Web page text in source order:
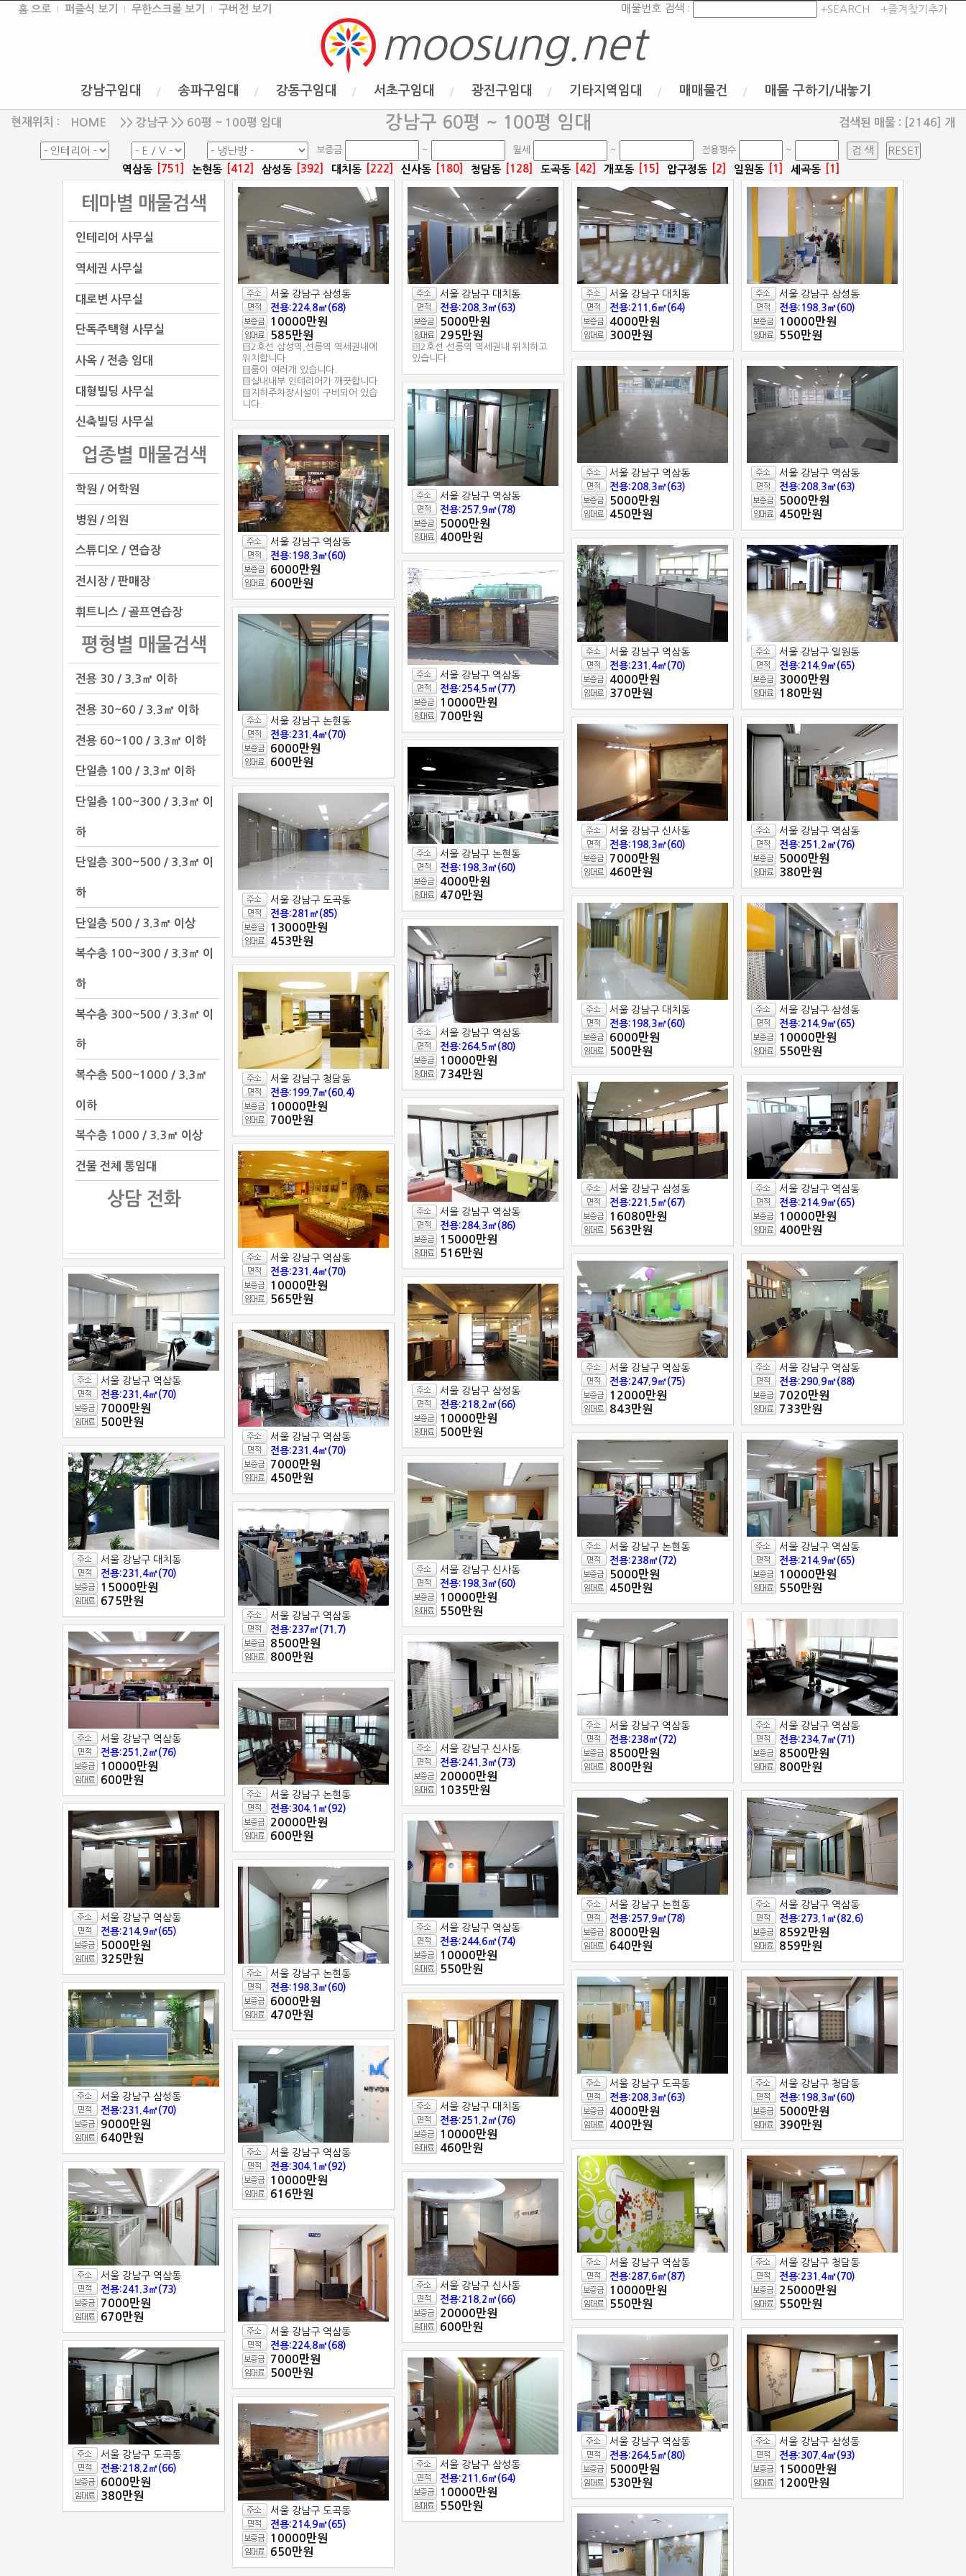
홈 으로 퍼즐식 보기 무한스크롤 보기 구버전 보기 매물번호 검색 : +SEARCH +즐겨찾기추가
moosung.net
강남구임대 송파구임대 강동구임대 서초구임대 광진구임대 기타지역임대 매매물건 매물 구하기/내놓기
현재위치 : HOME >> 강남구 >> 60평 ~ 100평 임대 강남구 60평 ~ 100평 임대 검색된 매물 : [2146] 개
보증금 ~ 월세 ~ 전용평수 ~
역삼동 [751] 논현동 [412] 삼성동 [392] 대치동 [222] 신사동 [180] 청담동 [128] 도곡동 [42] 개포동 [15] 압구정동 [2] 일원동 [1] 세곡동 [1]
테마별 매물검색
인테리어 사무실
역세권 사무실
대로변 사무실
단독주택형 사무실
사옥 / 전층 임대
대형빌딩 사무실
신축빌딩 사무실
업종별 매물검색
학원 / 어학원
병원 / 의원
스튜디오 / 연습장
전시장 / 판매장
휘트니스 / 골프연습장
평형별 매물검색
전용 30 / 3.3㎡ 이하
전용 30~60 / 3.3㎡ 이하
전용 60~100 / 3.3㎡ 이하
단일층 100 / 3.3㎡ 이하
단일층 100~300 / 3.3㎡ 이
하
단일층 300~500 / 3.3㎡ 이
하
단일층 500 / 3.3㎡ 이상
복수층 100~300 / 3.3㎡ 이
하
복수층 300~500 / 3.3㎡ 이
하
복수층 500~1000 / 3.3㎡
이하
복수층 1000 / 3.3㎡ 이상
건물 전체 통임대
상담 전화
서울 강남구 삼성동
전용:224.8㎡(68)
10000만원
585만원
▒2호선 삼성역,선릉역 역세권내에
위치합니다.
▒룸이 여러개 있습니다.
▒실내내부 인테리어가 깨끗합니다.
▒지하주차장시설이 구비되어 있습
니다.
서울 강남구 대치동
전용:208.3㎡(63)
5000만원
295만원
▒2호선 선릉역 역세권내 위치하고
있습니다.
서울 강남구 대치동
전용:211.6㎡(64)
4000만원
300만원
서울 강남구 삼성동
전용:198.3㎡(60)
10000만원
550만원
서울 강남구 역삼동
전용:208.3㎡(63)
5000만원
450만원
서울 강남구 역삼동
전용:208.3㎡(63)
5000만원
450만원
서울 강남구 역삼동
전용:257.9㎡(78)
5000만원
400만원
서울 강남구 역삼동
전용:198.3㎡(60)
6000만원
600만원
서울 강남구 역삼동
전용:231.4㎡(70)
4000만원
370만원
서울 강남구 일원동
전용:214.9㎡(65)
3000만원
180만원
서울 강남구 역삼동
전용:254.5㎡(77)
10000만원
700만원
서울 강남구 논현동
전용:231.4㎡(70)
6000만원
600만원
서울 강남구 신사동
전용:198.3㎡(60)
7000만원
460만원
서울 강남구 역삼동
전용:251.2㎡(76)
5000만원
380만원
서울 강남구 논현동
전용:198.3㎡(60)
4000만원
470만원
서울 강남구 도곡동
전용:281㎡(85)
13000만원
453만원
서울 강남구 대치동
전용:198.3㎡(60)
6000만원
500만원
서울 강남구 삼성동
전용:214.9㎡(65)
10000만원
550만원
서울 강남구 역삼동
전용:264.5㎡(80)
10000만원
734만원
서울 강남구 청담동
전용:199.7㎡(60.4)
10000만원
700만원
서울 강남구 삼성동
전용:221.5㎡(67)
16080만원
563만원
서울 강남구 역삼동
전용:214.9㎡(65)
10000만원
400만원
서울 강남구 역삼동
전용:284.3㎡(86)
15000만원
516만원
서울 강남구 역삼동
전용:231.4㎡(70)
10000만원
565만원
서울 강남구 역삼동
전용:247.9㎡(75)
12000만원
843만원
서울 강남구 역삼동
전용:290.9㎡(88)
7020만원
733만원
서울 강남구 역삼동
전용:231.4㎡(70)
7000만원
500만원
서울 강남구 삼성동
전용:218.2㎡(66)
10000만원
500만원
서울 강남구 역삼동
전용:231.4㎡(70)
7000만원
450만원
서울 강남구 논현동
전용:238㎡(72)
5000만원
450만원
서울 강남구 역삼동
전용:214.9㎡(65)
10000만원
550만원
서울 강남구 대치동
전용:231.4㎡(70)
15000만원
675만원
서울 강남구 신사동
전용:198.3㎡(60)
10000만원
550만원
서울 강남구 역삼동
전용:237㎡(71.7)
8500만원
800만원
서울 강남구 역삼동
전용:238㎡(72)
8500만원
800만원
서울 강남구 역삼동
전용:234.7㎡(71)
8500만원
800만원
서울 강남구 역삼동
전용:251.2㎡(76)
10000만원
600만원
서울 강남구 신사동
전용:241.3㎡(73)
20000만원
1035만원
서울 강남구 논현동
전용:304.1㎡(92)
20000만원
600만원
서울 강남구 논현동
전용:257.9㎡(78)
8000만원
640만원
서울 강남구 역삼동
전용:273.1㎡(82.6)
8592만원
859만원
서울 강남구 역삼동
전용:214.9㎡(65)
5000만원
325만원
서울 강남구 역삼동
전용:244.6㎡(74)
10000만원
550만원
서울 강남구 논현동
전용:198.3㎡(60)
6000만원
470만원
서울 강남구 도곡동
전용:208.3㎡(63)
4000만원
400만원
서울 강남구 청담동
전용:198.3㎡(60)
5000만원
390만원
서울 강남구 삼성동
전용:231.4㎡(70)
9000만원
640만원
서울 강남구 대치동
전용:251.2㎡(76)
10000만원
460만원
서울 강남구 역삼동
전용:304.1㎡(92)
10000만원
616만원
서울 강남구 역삼동
전용:287.6㎡(87)
10000만원
550만원
서울 강남구 청담동
전용:231.4㎡(70)
25000만원
550만원
서울 강남구 역삼동
전용:241.3㎡(73)
7000만원
670만원
서울 강남구 신사동
전용:218.2㎡(66)
20000만원
600만원
서울 강남구 역삼동
전용:224.8㎡(68)
7000만원
500만원
서울 강남구 역삼동
전용:264.5㎡(80)
5000만원
530만원
서울 강남구 삼성동
전용:307.4㎡(93)
15000만원
1200만원
서울 강남구 도곡동
전용:218.2㎡(66)
6000만원
380만원
서울 강남구 삼성동
전용:211.6㎡(64)
10000만원
550만원
서울 강남구 도곡동
전용:214.9㎡(65)
10000만원
650만원